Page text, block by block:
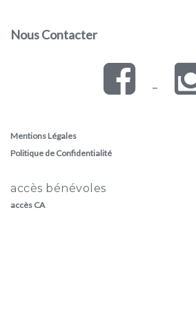
Nous Contacter
–
Mentions Légales
Politique de Confidentialité
accès bénévoles
accès CA